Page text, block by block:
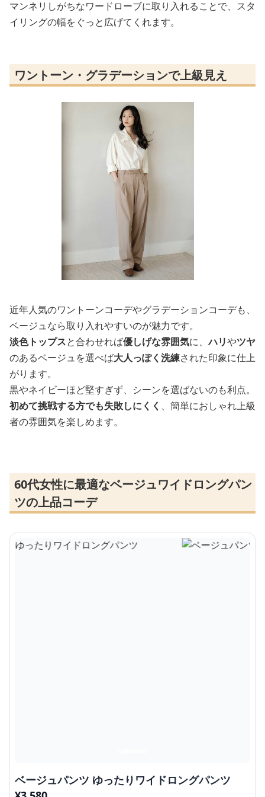
マンネリしがちなワードローブに取り入れることで、スタ
イリングの幅をぐっと広げてくれます。
ワントーン・グラデーションで上級見え
近年人気のワントーンコーデやグラデーションコーデも、
ベージュなら取り入れやすいのが魅力です。
淡色トップスと合わせれば優しげな雰囲気に、ハリやツヤ
のあるベージュを選べば大人っぽく洗練された印象に仕上
がります。
黒やネイビーほど堅すぎず、シーンを選ばないのも利点。
初めて挑戦する方でも失敗しにくく 、簡単におしゃれ上級
者の雰囲気を楽しめます。
60代女性に最適なベージュワイドロングパン
ツの上品コーデ
ベージュパンツ ゆったりワイドロングパンツ